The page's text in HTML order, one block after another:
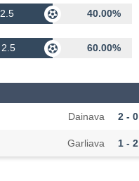
40.00%
60.00%
Dainava 2 - 0
Garliava 1 - 2